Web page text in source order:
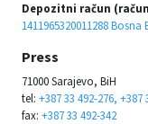
Depozitni račun
1411965320011288
Press
71000 Sarajevo, BiH
tel: +387 33 492-276, +387
fax: +387 33 492-342